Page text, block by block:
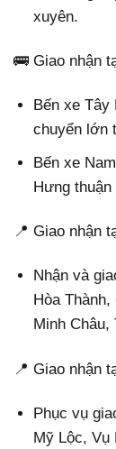
xuyên.
🚌 Giao nhận
Bến xe Tây
chuyển lớn
Bến xe
Hưng
📍 Giao nhận
Nhận và
Hòa
Minh Châu,
📍 Giao nhận
Phục vụ
Mỹ Lộc, Vụ